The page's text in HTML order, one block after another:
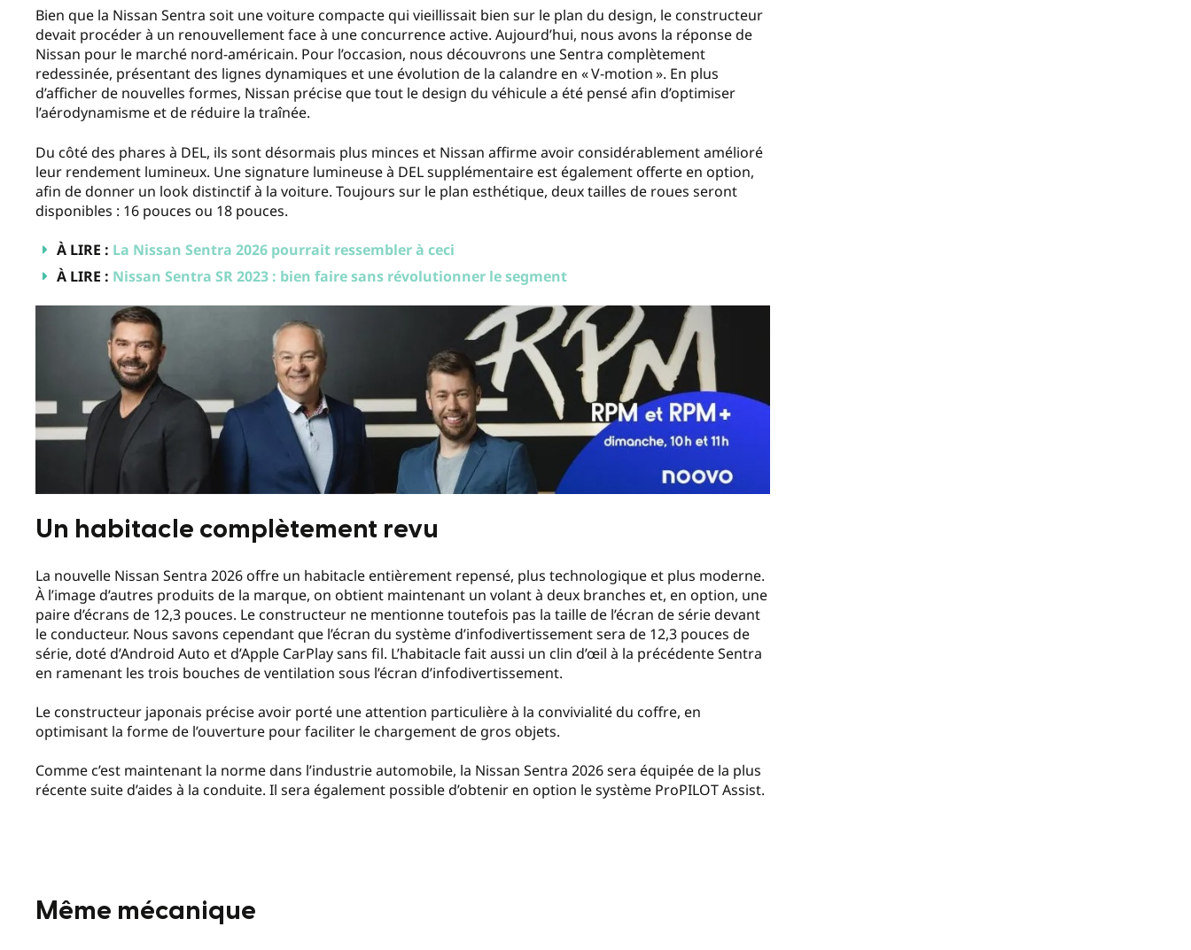
Bien que la Nissan Sentra soit une voiture compacte qui vieillissait bien sur le plan du design, le constructeur
devait procéder à un renouvellement face à une concurrence active. Aujourd’hui, nous avons la réponse de
Nissan pour le marché nord-américain. Pour l’occasion, nous découvrons une Sentra complètement
redessinée, présentant des lignes dynamiques et une évolution de la calandre en « V-motion ». En plus
d’afficher de nouvelles formes, Nissan précise que tout le design du véhicule a été pensé afin d’optimiser
l’aérodynamisme et de réduire la traînée.
Du côté des phares à DEL, ils sont désormais plus minces et Nissan affirme avoir considérablement amélioré
leur rendement lumineux. Une signature lumineuse à DEL supplémentaire est également offerte en option,
afin de donner un look distinctif à la voiture. Toujours sur le plan esthétique, deux tailles de roues seront
disponibles : 16 pouces ou 18 pouces.
À LIRE : La Nissan Sentra 2026 pourrait ressembler à ceci
À LIRE : Nissan Sentra SR 2023 : bien faire sans révolutionner le segment
Un habitacle complètement revu
La nouvelle Nissan Sentra 2026 offre un habitacle entièrement repensé, plus technologique et plus moderne.
À l’image d’autres produits de la marque, on obtient maintenant un volant à deux branches et, en option, une
paire d’écrans de 12,3 pouces. Le constructeur ne mentionne toutefois pas la taille de l’écran de série devant
le conducteur. Nous savons cependant que l’écran du système d’infodivertissement sera de 12,3 pouces de
série, doté d’Android Auto et d’Apple CarPlay sans fil. L’habitacle fait aussi un clin d’œil à la précédente Sentra
en ramenant les trois bouches de ventilation sous l’écran d’infodivertissement.
Le constructeur japonais précise avoir porté une attention particulière à la convivialité du coffre, en
optimisant la forme de l’ouverture pour faciliter le chargement de gros objets.
Comme c’est maintenant la norme dans l’industrie automobile, la Nissan Sentra 2026 sera équipée de la plus
récente suite d’aides à la conduite. Il sera également possible d’obtenir en option le système ProPILOT Assist.
Même mécanique